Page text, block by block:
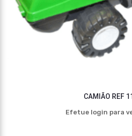
CAMIÃO REF
Efetue login para